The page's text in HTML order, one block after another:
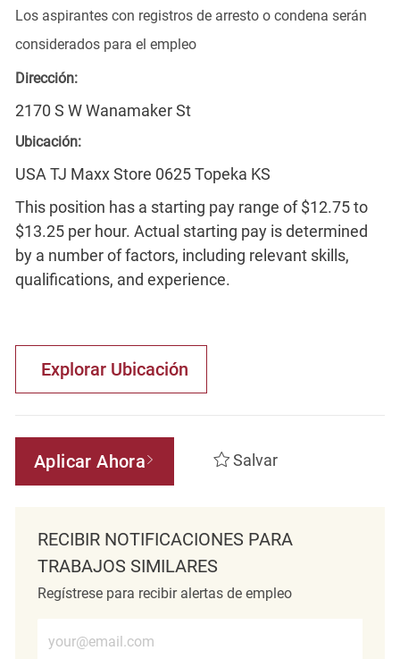
Los aspirantes con registros de arresto o condena serán
considerados para el empleo
Dirección:
2170 S W Wanamaker St
Ubicación:
USA TJ Maxx Store 0625 Topeka KS
This position has a starting pay range of $12.75 to
$13.25 per hour. Actual starting pay is determined
by a number of factors, including relevant skills,
qualifications, and experience.
Explorar Ubicación
Aplicar Ahora Salvar
RECIBIR NOTIFICACIONES PARA
TRABAJOS SIMILARES
Regístrese para recibir alertas de empleo